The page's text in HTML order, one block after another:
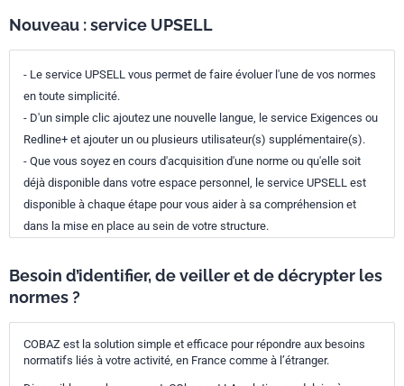
Nouveau : service UPSELL
- Le service UPSELL vous permet de faire évoluer l'une de vos normes
en toute simplicité.
- D'un simple clic ajoutez une nouvelle langue, le service Exigences ou
Redline+ et ajouter un ou plusieurs utilisateur(s) supplémentaire(s).
- Que vous soyez en cours d'acquisition d'une norme ou qu'elle soit
déjà disponible dans votre espace personnel, le service UPSELL est
disponible à chaque étape pour vous aider à sa compréhension et
dans la mise en place au sein de votre structure.
Besoin d’identifier, de veiller et de décrypter les
normes ?
COBAZ est la solution simple et efficace pour répondre aux besoins
normatifs liés à votre activité, en France comme à l’étranger.